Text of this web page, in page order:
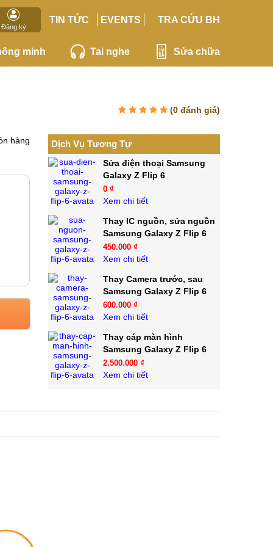
Đăng ký
TIN TỨC EVENTS TRA CỨU BH
minh Tai nghe Sửa chữa
(0 đánh giá)
hàng Dịch Vụ Tương Tự
Sửa điện thoại Samsung
Galaxy Z Flip 6
0 ₫
Xem chi tiết
Thay IC nguồn, sửa nguồn
Samsung Galaxy Z Flip 6
450.000 ₫
Xem chi tiết
Thay Camera trước, sau
Samsung Galaxy Z Flip 6
600.000 ₫
Xem chi tiết
Thay cáp màn hình
Samsung Galaxy Z Flip 6
2.500.000 ₫
Xem chi tiết